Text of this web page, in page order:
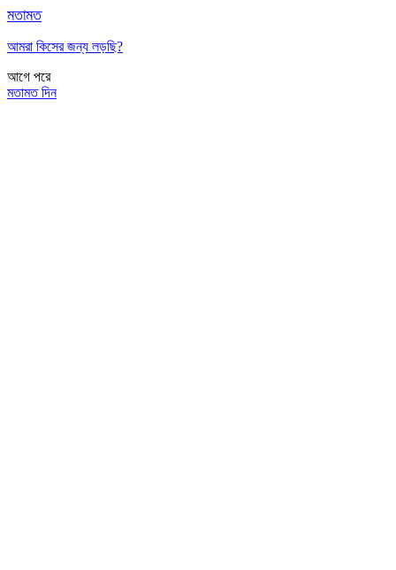
মতামত
আমরা কিসের জন্য লড়ছি?
আগে পরে
মতামত দিন